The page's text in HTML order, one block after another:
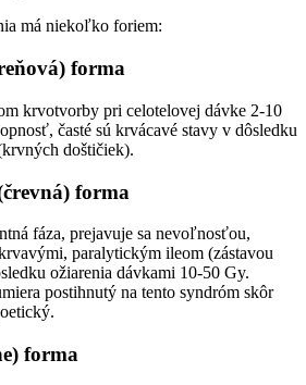
má niekoľko foriem:
forma
krvotvorby pri celotelovej dávke 2-10
časté sú krvácavé stavy v dôsledku
doštičiek).
forma
fáza, prejavuje sa nevoľnosťou,
paralytickým ileom (zástavou
ožiarenia dávkami 10-50 Gy.
postihnutý na tento syndróm skôr
forma